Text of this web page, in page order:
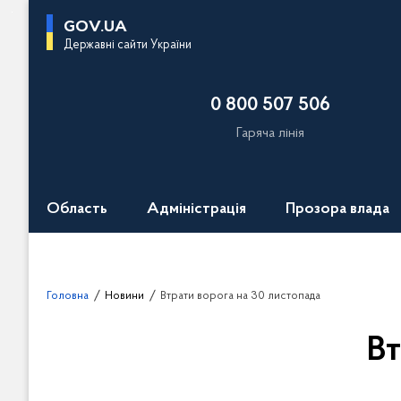
GOV.UA
Державні сайти України
0 800 507 506
Гаряча лінія
Область Адміністрація Прозора влада
Головна Новини Втрати ворога на 30 листопада